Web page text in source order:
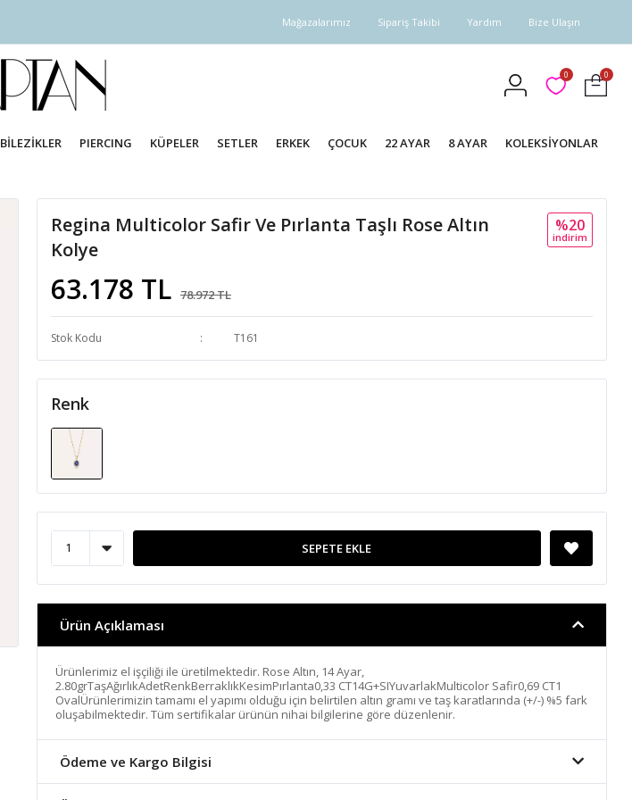
Mağazalarımız Sipariş Takibi Yardım Bize Ulaşın
0 0
BİLEZİKLER PIERCING KÜPELER SETLER ERKEK ÇOCUK 22 AYAR 8 AYAR KOLEKSİYONLAR
Regina Multicolor Safir Ve Pırlanta Taşlı Rose Altın
Kolye
63.178 TL 78.972 TL
%20
i̇ndi̇ri̇m
Stok Kodu T161
Renk
SEPETE EKLE
Ürün Açıklaması
Ürünlerimiz el işçiliği ile üretilmektedir. Rose Altın, 14 Ayar,
2.80grTaşAğırlıkAdetRenkBerraklıkKesimPırlanta0,33 CT14G+SIYuvarlakMulticolor Safir0,69 CT1
OvalÜrünlerimizin tamamı el yapımı olduğu için belirtilen altın gramı ve taş karatlarında (+/-) %5 fark
oluşabilmektedir. Tüm sertifikalar ürünün nihai bilgilerine göre düzenlenir.
Ödeme ve Kargo Bilgisi